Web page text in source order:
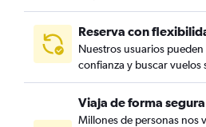
Reserva con
Nuestros usuarios
confianza y buscar vuelos
Viaja de forma segura
Millones de personas nos